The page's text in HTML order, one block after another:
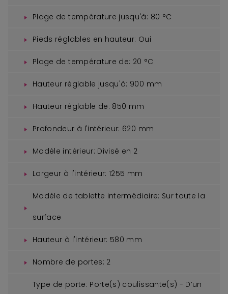
Plage de température jusqu'à: 80 °C
Pieds réglables en hauteur: Oui
Plage de température de: 20 °C
Hauteur réglable jusqu'à: 900 mm
Hauteur réglable de: 850 mm
Profondeur à l'intérieur: 620 mm
Modèle intérieur: Divisé en 2
Largeur à l'intérieur: 1255 mm
Modèle de tablette intermédiaire: Sur toute la
surface
Hauteur à l'intérieur: 580 mm
Nombre de portes: 2
Type de porte: Porte(s) coulissante(s) - D’un